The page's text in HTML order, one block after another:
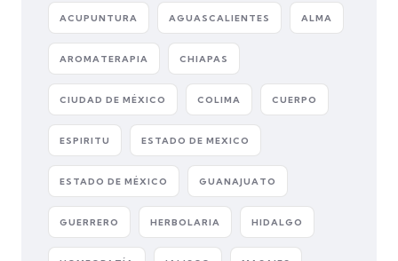
ACUPUNTURA AGUASCALIENTES ALMA
AROMATERAPIA CHIAPAS
CIUDAD DE MÉXICO COLIMA CUERPO
ESPIRITU ESTADO DE MEXICO
ESTADO DE MÉXICO GUANAJUATO
GUERRERO HERBOLARIA HIDALGO